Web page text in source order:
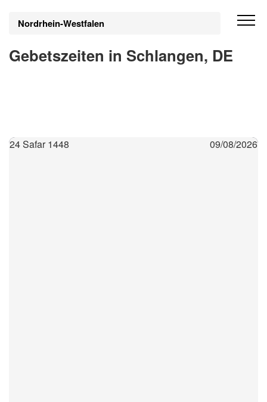
Nordrhein-Westfalen
Gebetszeiten in Schlangen, DE
24 Safar 1448 09/08/2026